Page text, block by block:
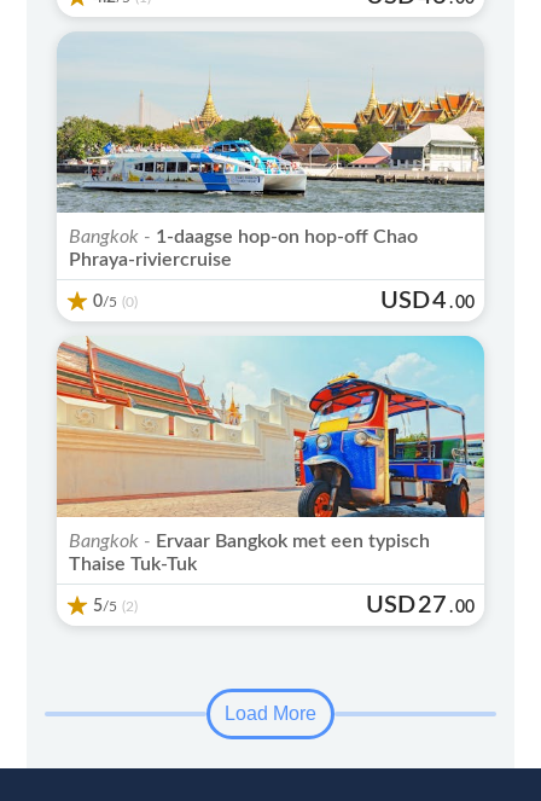
Bangkok - 1-daagse hop-on hop-off Chao
Phraya-riviercruise
0/5 (0) USD4 .00
Bangkok - Ervaar Bangkok met een typisch
Thaise Tuk-Tuk
5/5 (2) USD27 .00
Load More